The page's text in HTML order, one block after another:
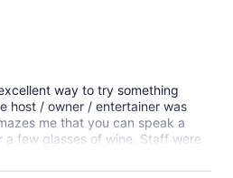
way to try something
host / owner / entertainer was
me that you can speak a
few glasses of wine. Staff were
but certainly not the highlight!